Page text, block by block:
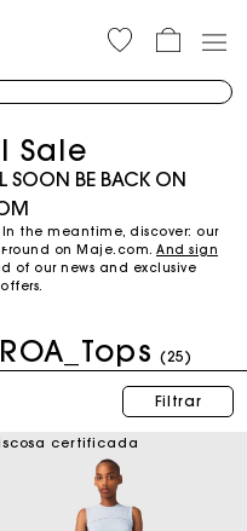
Sale
SOON BE BACK ON
the meantime, discover: our
round on Maje.com. And sign
of our news and exclusive
(25)
Filtrar
certificada